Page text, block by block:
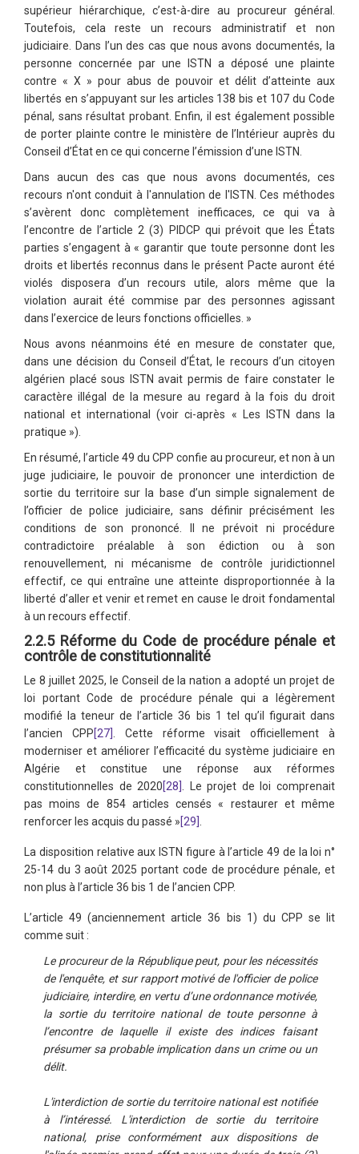
supérieur hiérarchique, c’est-à-dire au procureur général.
Toutefois, cela reste un recours administratif et non
judiciaire. Dans l’un des cas que nous avons documentés, la
personne concernée par une ISTN a déposé une plainte
contre « X » pour abus de pouvoir et délit d’atteinte aux
libertés en s’appuyant sur les articles 138 bis et 107 du Code
pénal, sans résultat probant. Enfin, il est également possible
de porter plainte contre le ministère de l’Intérieur auprès du
Conseil d’État en ce qui concerne l’émission d’une ISTN.
Dans aucun des cas que nous avons documentés, ces
recours n'ont conduit à l'annulation de l'ISTN. Ces méthodes
s’avèrent donc complètement inefficaces, ce qui va à
l’encontre de l’article 2 (3) PIDCP qui prévoit que les États
parties s’engagent à « garantir que toute personne dont les
droits et libertés reconnus dans le présent Pacte auront été
violés disposera d’un recours utile, alors même que la
violation aurait été commise par des personnes agissant
dans l’exercice de leurs fonctions officielles. »
Nous avons néanmoins été en mesure de constater que,
dans une décision du Conseil d’État, le recours d’un citoyen
algérien placé sous ISTN avait permis de faire constater le
caractère illégal de la mesure au regard à la fois du droit
national et international (voir ci-après « Les ISTN dans la
pratique »).
En résumé, l’article 49 du CPP confie au procureur, et non à un
juge judiciaire, le pouvoir de prononcer une interdiction de
sortie du territoire sur la base d’un simple signalement de
l’officier de police judiciaire, sans définir précisément les
conditions de son prononcé. Il ne prévoit ni procédure
contradictoire préalable à son édiction ou à son
renouvellement, ni mécanisme de contrôle juridictionnel
effectif, ce qui entraîne une atteinte disproportionnée à la
liberté d’aller et venir et remet en cause le droit fondamental
à un recours effectif.
2.2.5 Réforme du Code de procédure pénale et
contrôle de constitutionnalité
Le 8 juillet 2025, le Conseil de la nation a adopté un projet de
loi portant Code de procédure pénale qui a légèrement
modifié la teneur de l’article 36 bis 1 tel qu’il figurait dans
l’ancien CPP[27]
. Cette réforme visait officiellement à
moderniser et améliorer l’efficacité du système judiciaire en
Algérie et constitue une réponse aux réformes
constitutionnelles de 2020[28]
. Le projet de loi comprenait
pas moins de 854 articles censés « restaurer et même
renforcer les acquis du passé »[29]
La disposition relative aux ISTN figure à l’article 49 de la loi n°
25-14 du 3 août 2025 portant code de procédure pénale, et
non plus à l’article 36 bis 1 de l’ancien CPP.
L’article 49 (anciennement article 36 bis 1) du CPP se lit
comme suit :
Le procureur de la République peut, pour les nécessités
de l'enquête, et sur rapport motivé de l'officier de police
judiciaire, interdire, en vertu d’une ordonnance motivée,
la sortie du territoire national de toute personne à
l’encontre de laquelle il existe des indices faisant
présumer sa probable implication dans un crime ou un
délit.
L'interdiction de sortie du territoire national est notifiée
à l’intéressé. L'interdiction de sortie du territoire
national, prise conformément aux dispositions de